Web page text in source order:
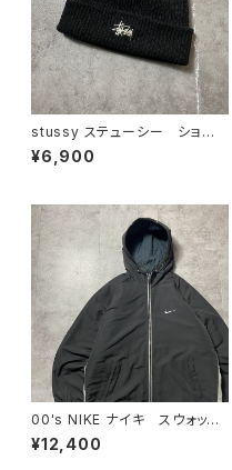
stussy ステューシー ショー
ンフォント 刺繍ロゴ アクリル
100% ブラック 黒 ニット
¥6,900
00's NIKE ナイキ スウォッシ
ュ 刺繍ワンポイント フード
刺繍 ドローコード ブラッ
¥12,400